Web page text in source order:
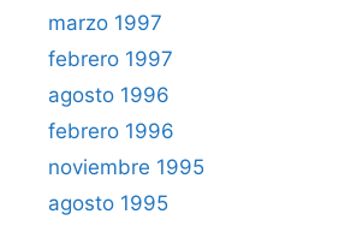
marzo 1997
febrero 1997
agosto 1996
febrero 1996
noviembre 1995
agosto 1995